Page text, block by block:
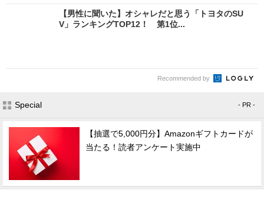
【男性に聞いた】オシャレだと思う「トヨタのSU
V」ランキングTOP12！ 第1位...
Recommended by
Special - PR -
【抽選で5,000円分】Amazonギフトカードが
当たる！読者アンケート実施中